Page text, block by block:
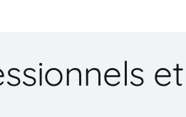
et